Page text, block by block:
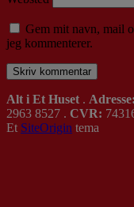
Gem mit navn, mail
jeg kommenterer.
Alt i Et Huset . Adresse:
2963 8527 . CVR:
Et SiteOrigin tema